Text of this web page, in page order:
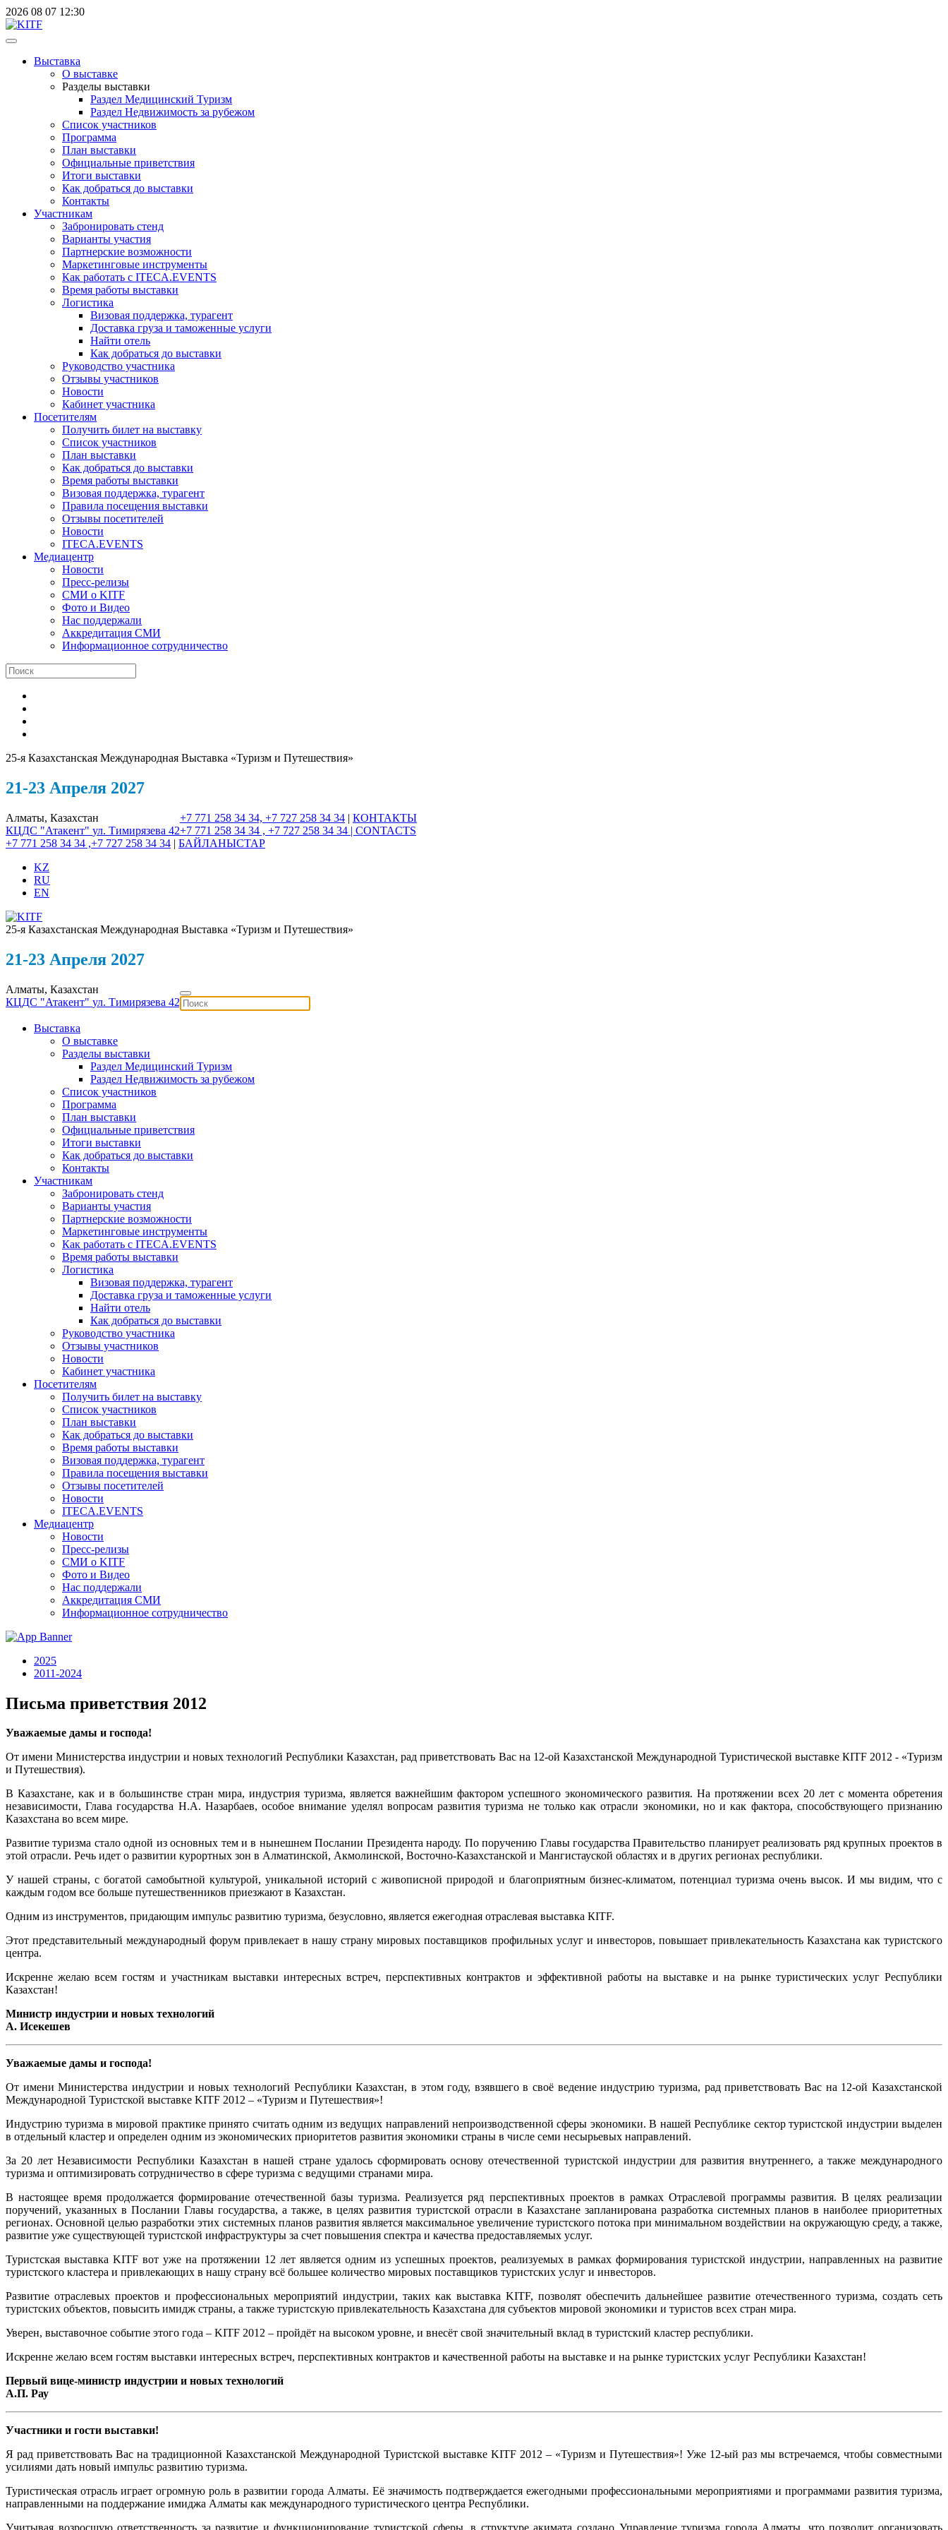
2026 08 07 12:30
Выставка
О выставке
Разделы выставки
Раздел Медицинский Туризм
Раздел Недвижимость за рубежом
Список участников
Программа
План выставки
Официальные приветствия
Итоги выставки
Как добраться до выставки
Контакты
Участникам
Забронировать стенд
Варианты участия
Партнерские возможности
Маркетинговые инструменты
Как работать с ITECA.EVENTS
Время работы выставки
Логистика
Визовая поддержка, турагент
Доставка груза и таможенные услуги
Найти отель
Как добраться до выставки
Руководство участника
Отзывы участников
Новости
Кабинет участника
Посетителям
Получить билет на выставку
Список участников
План выставки
Как добраться до выставки
Время работы выставки
Визовая поддержка, турагент
Правила посещения выставки
Отзывы посетителей
Новости
ITECA.EVENTS
Медиацентр
Новости
Пресс-релизы
СМИ о KITF
Фото и Видео
Нас поддержали
Аккредитация СМИ
Информационное сотрудничество
25-я Казахстанская Международная Выставка «Туризм и Путешествия»
21-23 Апреля 2027
Алматы, Казахстан
КЦДС "Атакент" ул. Тимирязева 42
+7 771 258 34 34, +7 727 258 34 34 | КОНТАКТЫ
+7 771 258 34 34 , +7 727 258 34 34 | CONTACTS
+7 771 258 34 34 ,+7 727 258 34 34 | БАЙЛАНЫСТАР
KZ
RU
EN
25-я Казахстанская Международная Выставка «Туризм и Путешествия»
21-23 Апреля 2027
Алматы, Казахстан
КЦДС "Атакент" ул. Тимирязева 42
Выставка
О выставке
Разделы выставки
Раздел Медицинский Туризм
Раздел Недвижимость за рубежом
Список участников
Программа
План выставки
Официальные приветствия
Итоги выставки
Как добраться до выставки
Контакты
Участникам
Забронировать стенд
Варианты участия
Партнерские возможности
Маркетинговые инструменты
Как работать с ITECA.EVENTS
Время работы выставки
Логистика
Визовая поддержка, турагент
Доставка груза и таможенные услуги
Найти отель
Как добраться до выставки
Руководство участника
Отзывы участников
Новости
Кабинет участника
Посетителям
Получить билет на выставку
Список участников
План выставки
Как добраться до выставки
Время работы выставки
Визовая поддержка, турагент
Правила посещения выставки
Отзывы посетителей
Новости
ITECA.EVENTS
Медиацентр
Новости
Пресс-релизы
СМИ о KITF
Фото и Видео
Нас поддержали
Аккредитация СМИ
Информационное сотрудничество
2025
2011-2024
Письма приветствия 2012
Уважаемые дамы и господа!
От имени Министерства индустрии и новых технологий Республики Казахстан, рад приветствовать Вас на 12-ой Казахстанской Международной Туристической выставке КITF 2012 - «Туризм
и Путешествия).
В Казахстане, как и в большинстве стран мира, индустрия туризма, является важнейшим фактором успешного экономического развития. На протяжении всех 20 лет с момента обретения
независимости, Глава государства Н.А. Назарбаев, особое внимание уделял вопросам развития туризма не только как отрасли экономики, но и как фактора, способствующего признанию
Казахстана во всем мире.
Развитие туризма стало одной из основных тем и в нынешнем Послании Президента народу. По поручению Главы государства Правительство планирует реализовать ряд крупных проектов в
этой отрасли. Речь идет о развитии курортных зон в Алматинской, Акмолинской, Восточно-Казахстанской и Мангистауской областях и в других регионах республики.
У нашей страны, с богатой самобытной культурой, уникальной историй с живописной природой и благоприятным бизнес-климатом, потенциал туризма очень высок. И мы видим, что с
каждым годом все больше путешественников приезжают в Казахстан.
Одним из инструментов, придающим импульс развитию туризма, безусловно, является ежегодная отраслевая выставка КITF.
Этот представительный международный форум привлекает в нашу страну мировых поставщиков профильных услуг и инвесторов, повышает привлекательность Казахстана как туристского
центра.
Искренне желаю всем гостям и участникам выставки интересных встреч, перспективных контрактов и эффективной работы на выставке и на рынке туристических услуг Республики
Казахстан!
Министр индустрии и новых технологий
А. Исекешев
Уважаемые дамы и господа!
От имени Министерства индустрии и новых технологий Республики Казахстан, в этом году, взявшего в своё ведение индустрию туризма, рад приветствовать Вас на 12-ой Казахстанской
Международной Туристской выставке KITF 2012 – «Туризм и Путешествия»!
Индустрию туризма в мировой практике принято считать одним из ведущих направлений непроизводственной сферы экономики. В нашей Республике сектор туристской индустрии выделен
в отдельный кластер и определен одним из экономических приоритетов развития экономики страны в числе семи несырьевых направлений.
За 20 лет Независимости Республики Казахстан в нашей стране удалось сформировать основу отечественной туристской индустрии для развития внутреннего, а также международного
туризма и оптимизировать сотрудничество в сфере туризма с ведущими странами мира.
В настоящее время продолжается формирование отечественной базы туризма. Реализуется ряд перспективных проектов в рамках Отраслевой программы развития. В целях реализации
поручений, указанных в Послании Главы государства, а также, в целях развития туристской отрасли в Казахстане запланирована разработка системных планов в наиболее приоритетных
регионах. Основной целью разработки этих системных планов развития является максимальное увеличение туристского потока при минимальном воздействии на окружающую среду, а также,
развитие уже существующей туристской инфраструктуры за счет повышения спектра и качества предоставляемых услуг.
Туристская выставка KITF вот уже на протяжении 12 лет является одним из успешных проектов, реализуемых в рамках формирования туристской индустрии, направленных на развитие
туристского кластера и привлекающих в нашу страну всё большее количество мировых поставщиков туристских услуг и инвесторов.
Развитие отраслевых проектов и профессиональных мероприятий индустрии, таких как выставка KITF, позволят обеспечить дальнейшее развитие отечественного туризма, создать сеть
туристских объектов, повысить имидж страны, а также туристскую привлекательность Казахстана для субъектов мировой экономики и туристов всех стран мира.
Уверен, выставочное событие этого года – KITF 2012 – пройдёт на высоком уровне, и внесёт свой значительный вклад в туристский кластер республики.
Искренне желаю всем гостям выставки интересных встреч, перспективных контрактов и качественной работы на выставке и на рынке туристских услуг Республики Казахстан!
Первый вице-министр индустрии и новых технологий
А.П. Рау
Участники и гости выставки!
Я рад приветствовать Вас на традиционной Казахстанской Международной Туристской выставке KITF 2012 – «Туризм и Путешествия»! Уже 12-ый раз мы встречаемся, чтобы совместными
усилиями дать новый импульс развитию туризма.
Туристическая отрасль играет огромную роль в развитии города Алматы. Её значимость подтверждается ежегодными профессиональными мероприятиями и программами развития туризма,
направленными на поддержание имиджа Алматы как международного туристического центра Республики.